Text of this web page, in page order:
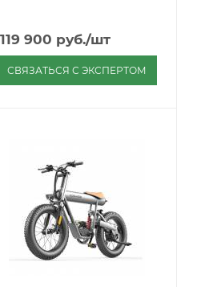
119 900 руб./шт
СВЯЗАТЬСЯ С ЭКСПЕРТОМ